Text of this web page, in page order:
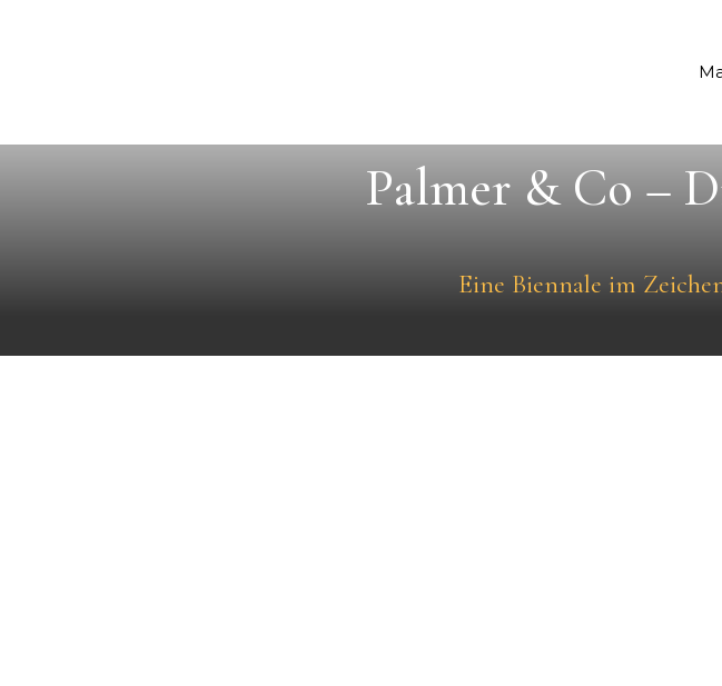
Palmer & Co –
Eine Biennale im